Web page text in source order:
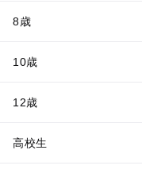
8歳
10歳
12歳
高校生